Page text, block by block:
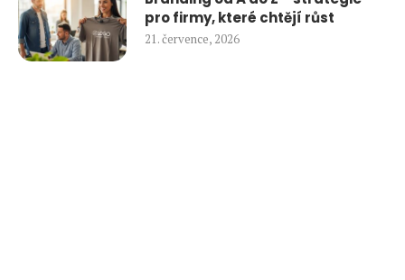
pro firmy, které chtějí růst
21. července, 2026